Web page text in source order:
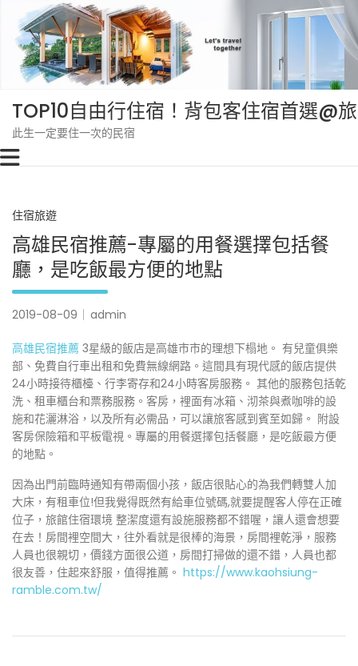
content
TOP10自由行住宿！背包客住宿首選@
此生一定要住一次的民宿
住宿旅遊
高雄民宿推薦-專屬的用餐選擇包括餐
廳，是吃飯最方便的地點
2019-08-09 admin
高雄民宿推薦 3星級的飯店是高雄市市的理想下榻地。 有兒童俱樂
部、免費自行車出租和免費無線網路。這間具有現代感的飯店提供
24小時接待櫃檯、行李寄存和24小時客房服務。 其他的服務包括乾
洗、租車櫃台和票務服務。客房，裡面有冰箱、沏茶與煮咖啡的設
施和花灑淋浴，以及所有必需品，可以讓旅客感到賓至如歸。 附設
客房保險箱和平板電視。專屬的用餐選擇包括餐廳，是吃飯最方便
的地點。
因為出門前臨時通知有帶兩個小孩，飯店很貼心的為我們轉雙人加
大床，有租車位!但我覺得既然有給車位號碼,就要提醒客人停在正確
位子，旅館住宿環境 整潔度還有設施服務都不錯喔，讓人還會想要
在去！房間裡空間大，往外看就是很棒的海景，房間裡乾淨，服務
人員也很親切，價錢方面很公道，房間打掃做的還不錯，人員也都
很友善，住起來舒服，值得推薦。 https://www.kaohsiung-
ramble.com.tw/